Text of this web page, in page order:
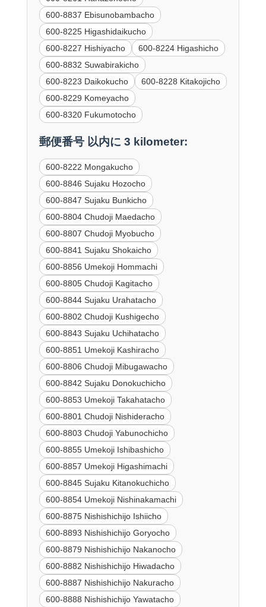
600-8837 Ebisunobambacho
600-8225 Higashidaikucho
600-8227 Hishiyacho
600-8224 Higashicho
600-8832 Suwabirakicho
600-8223 Daikokucho
600-8228 Kitakojicho
600-8229 Komeyacho
600-8320 Fukumotocho
郵便番号 以内に 3 kilometer:
600-8222 Mongakucho
600-8846 Sujaku Hozocho
600-8847 Sujaku Bunkicho
600-8804 Chudoji Maedacho
600-8807 Chudoji Myobucho
600-8841 Sujaku Shokaicho
600-8856 Umekoji Hommachi
600-8805 Chudoji Kagitacho
600-8844 Sujaku Urahatacho
600-8802 Chudoji Kushigecho
600-8843 Sujaku Uchihatacho
600-8851 Umekoji Kashiracho
600-8806 Chudoji Mibugawacho
600-8842 Sujaku Donokuchicho
600-8853 Umekoji Takahatacho
600-8801 Chudoji Nishideracho
600-8803 Chudoji Yabunochicho
600-8855 Umekoji Ishibashicho
600-8857 Umekoji Higashimachi
600-8845 Sujaku Kitanokuchicho
600-8854 Umekoji Nishinakamachi
600-8875 Nishishichijo Ishiicho
600-8893 Nishishichijo Goryocho
600-8879 Nishishichijo Nakanocho
600-8882 Nishishichijo Hiwadacho
600-8887 Nishishichijo Nakuracho
600-8888 Nishishichijo Yawatacho